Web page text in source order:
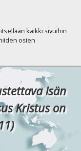
kaikki sivuihin
osien
Isän
Kristus on